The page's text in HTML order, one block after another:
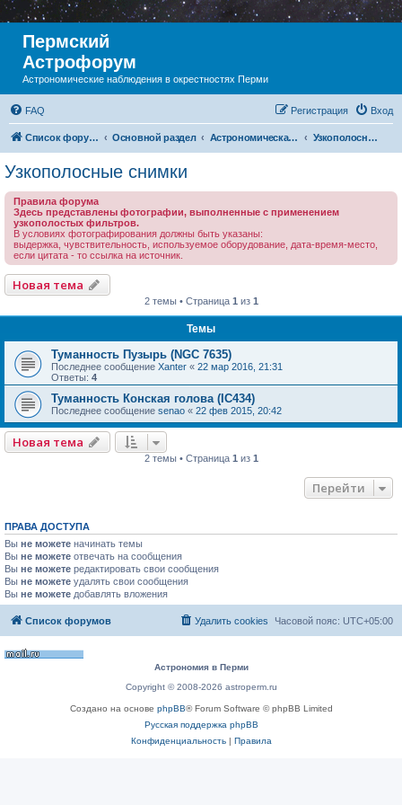
Пермский
Астрофорум
Астрономические наблюдения в окрестностях Перми
FAQ Вход
Регистрация
Список форумов Основной раздел Астрономическая фотография Узкополосные снимки
Узкополосные снимки
Правила форума
Здесь представлены фотографии, выполненные с применением
узкополостых фильтров.
В условиях фотографирования должны быть указаны:
выдержка, чувствительность, используемое оборудование, дата-время-место,
если цитата - то ссылка на источник.
Новая тема
2 темы • Страница 1 из 1
Темы
Туманность Пузырь (NGC 7635)
Последнее сообщение Xanter « 22 мар 2016, 21:31
Ответы: 4
Туманность Конская голова (IC434)
Последнее сообщение senao « 22 фев 2015, 20:42
Новая тема
2 темы • Страница 1 из 1
Перейти
ПРАВА ДОСТУПА
Вы не можете начинать темы
Вы не можете отвечать на сообщения
Вы не можете редактировать свои сообщения
Вы не можете удалять свои сообщения
Вы не можете добавлять вложения
Список форумов Часовой пояс: UTC+05:00
Удалить cookies
Астрономия в Перми
Copyright © 2008-2026 astroperm.ru
Создано на основе phpBB® Forum Software © phpBB Limited
Русская поддержка phpBB
Конфиденциальность| Правила